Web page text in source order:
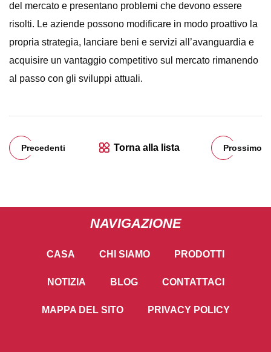
del mercato e presentano problemi che devono essere
risolti. Le aziende possono modificare in modo proattivo la
propria strategia, lanciare beni e servizi all’avanguardia e
acquisire un vantaggio competitivo sul mercato rimanendo
al passo con gli sviluppi attuali.
Precedenti Torna alla lista Prossimo
NAVIGAZIONE
CASA CHI SIAMO PRODOTTI
NOTIZIA BLOG CONTATTACI
MAPPA DEL SITO PRIVACY POLICY